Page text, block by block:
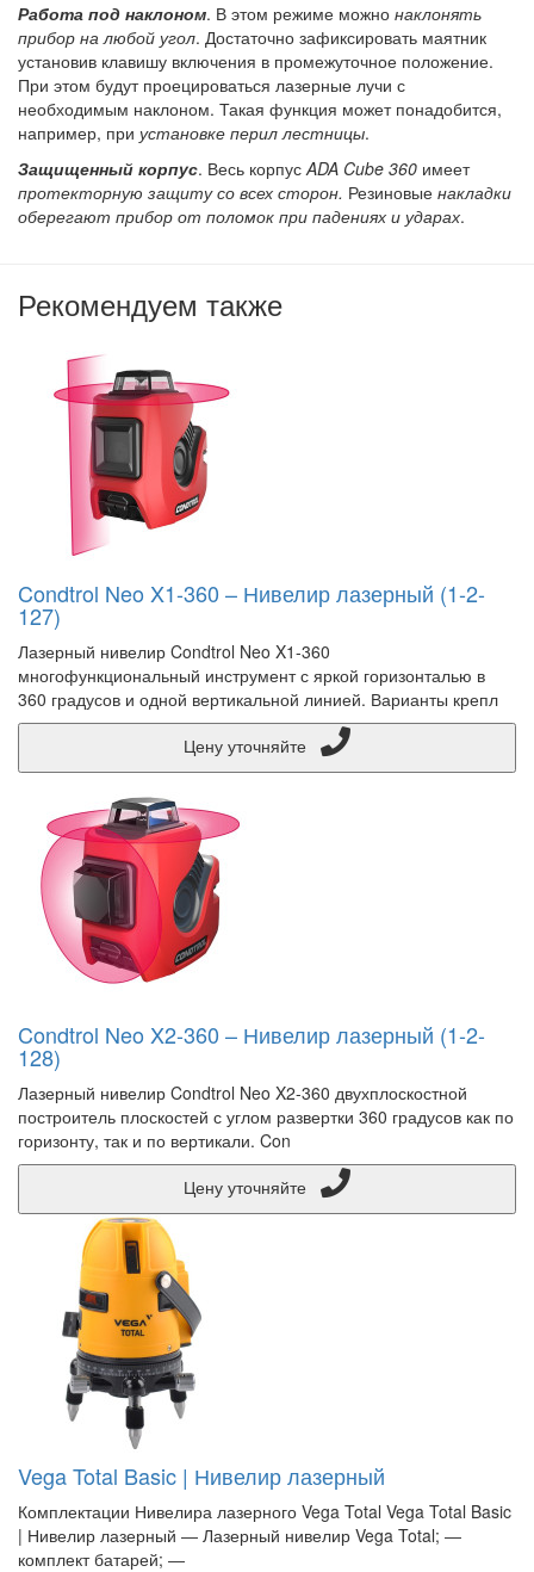
Работа под наклоном. В этом режиме можно наклонять
прибор на любой угол. Достаточно зафиксировать маятник
установив клавишу включения в промежуточное положение.
При этом будут проецироваться лазерные лучи с
необходимым наклоном. Такая функция может понадобится,
например, при установке перил лестницы.
Защищенный корпус. Весь корпусADA Cube 360 имеет
протекторную защиту со всех сторон. Резиновые накладки
оберегают прибор от поломок при падениях и ударах.
Рекомендуем также
Condtrol Neo X1-360 – Нивелир лазерный (1-2-
127)
Лазерный нивелир Condtrol Neo X1-360
многофункциональный инструмент с яркой горизонталью в
360 градусов и одной вертикальной линией. Варианты крепл
Condtrol Neo X2-360 – Нивелир лазерный (1-2-
128)
Лазерный нивелир Condtrol Neo X2-360 двухплоскостной
построитель плоскостей с углом развертки 360 градусов как по
горизонту, так и по вертикали. Con
Vega Total Basic | Нивелир лазерный
Комплектации Нивелира лазерного Vega Total Vega Total Basic
| Нивелир лазерный ― Лазерный нивелир Vega Total; ―
комплект батарей; ―